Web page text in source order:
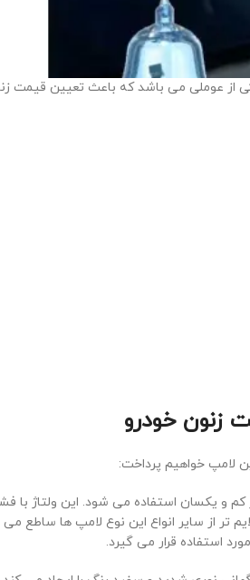
از عوملی می باشد که باعث تعیین قیمت
زنون خودرو
لامپ خواهیم پرداخت:
کم و یکسان استفاده می شود. این ولتاژ با
تر از سایر انواع این نوع لامپ ها ساطع
استفاده قرار می گیرد.